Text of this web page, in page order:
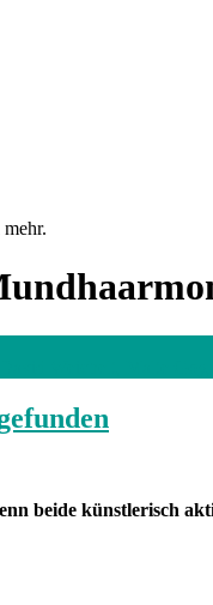
beide künstlerisch